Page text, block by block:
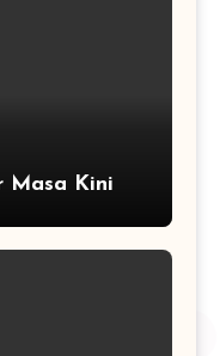
Masa Kini